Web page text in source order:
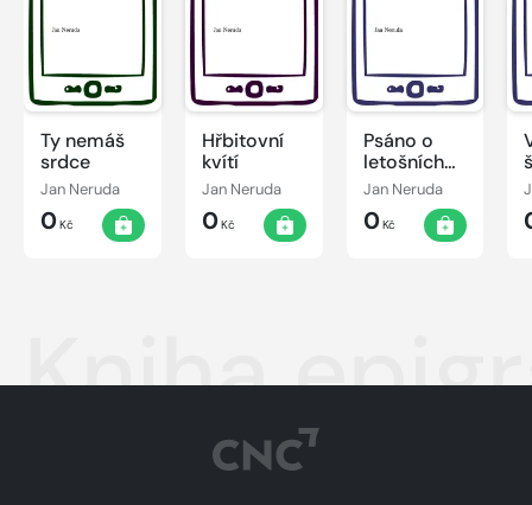
Ty nemáš
srdce
Jan Neruda
0Kč
Hřbitovní
kvítí
Jan Neruda
0Kč
Psáno o
letošních
dušičkách
Jan Neruda
0Kč
Kniha